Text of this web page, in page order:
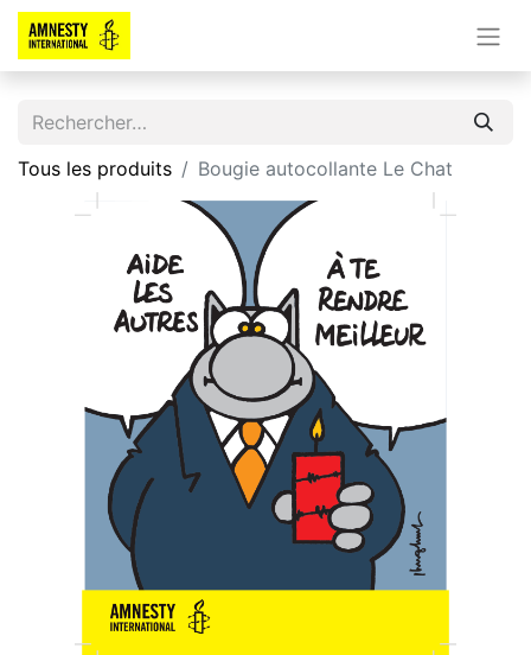
Tous les produits Bougie autocollante Le Chat